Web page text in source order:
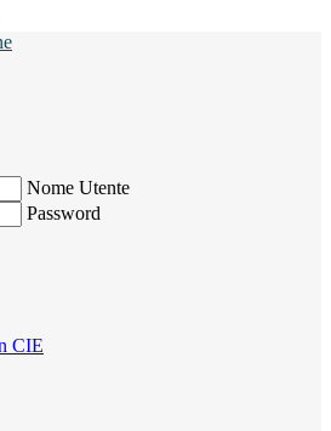
Nome Utente
Password
CIE